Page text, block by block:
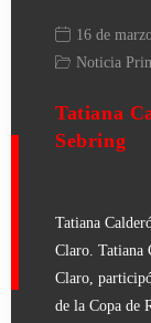
16 de
Noticia
Tatiana
Sebring
Tatiana
Claro. Tatiana
Claro,
de la Copa de